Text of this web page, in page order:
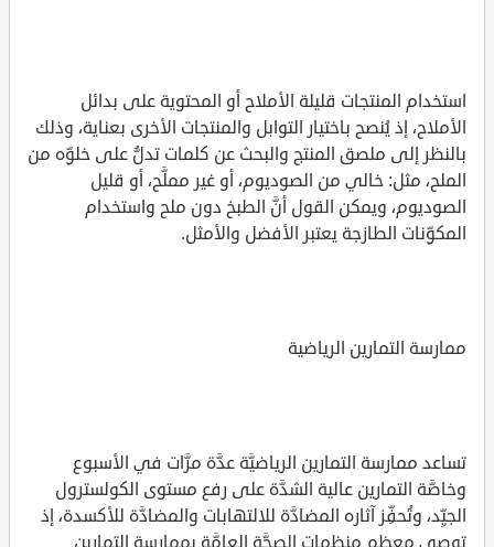
استخدام المنتجات قليلة الأملاح أو المحتوية على بدائل
الأملاح، إذ يُنصح باختيار التوابل والمنتجات الأخرى بعناية، وذلك
بالنظر إلى ملصق المنتج والبحث عن كلمات تدلُّ على خلوِّه من
الملح، مثل: خالي من الصوديوم، أو غير مملَّح، أو قليل
الصوديوم، ويمكن القول أنَّ الطبخ دون ملح واستخدام
المكوِّنات الطازجة يعتبر الأفضل والأمثل.
ممارسة التمارين الرياضية
تساعد ممارسة التمارين الرياضيَّة عدَّة مرَّات في الأسبوع
وخاصَّة التمارين عالية الشدَّة على رفع مستوى الكولسترول
الجيِّد، وتُحفِّز آثاره المضادَّة للالتهابات والمضادَّة للأكسدة، إذ